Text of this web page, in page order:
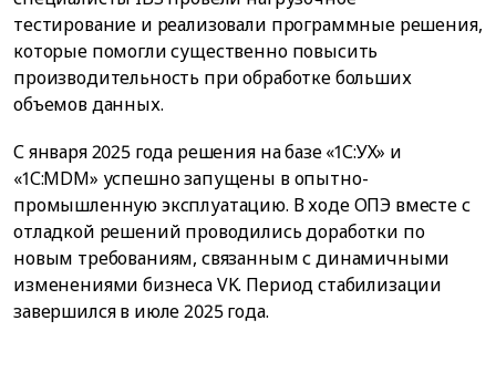
тестирование и реализовали программные решения,
которые помогли существенно повысить
производительность при обработке больших
объемов данных.
С января 2025 года решения на базе «1С:УХ» и
«1С:MDM» успешно запущены в опытно-
промышленную эксплуатацию. В ходе ОПЭ вместе с
отладкой решений проводились доработки по
новым требованиям, связанным с динамичными
изменениями бизнеса VK. Период стабилизации
завершился в июле 2025 года.